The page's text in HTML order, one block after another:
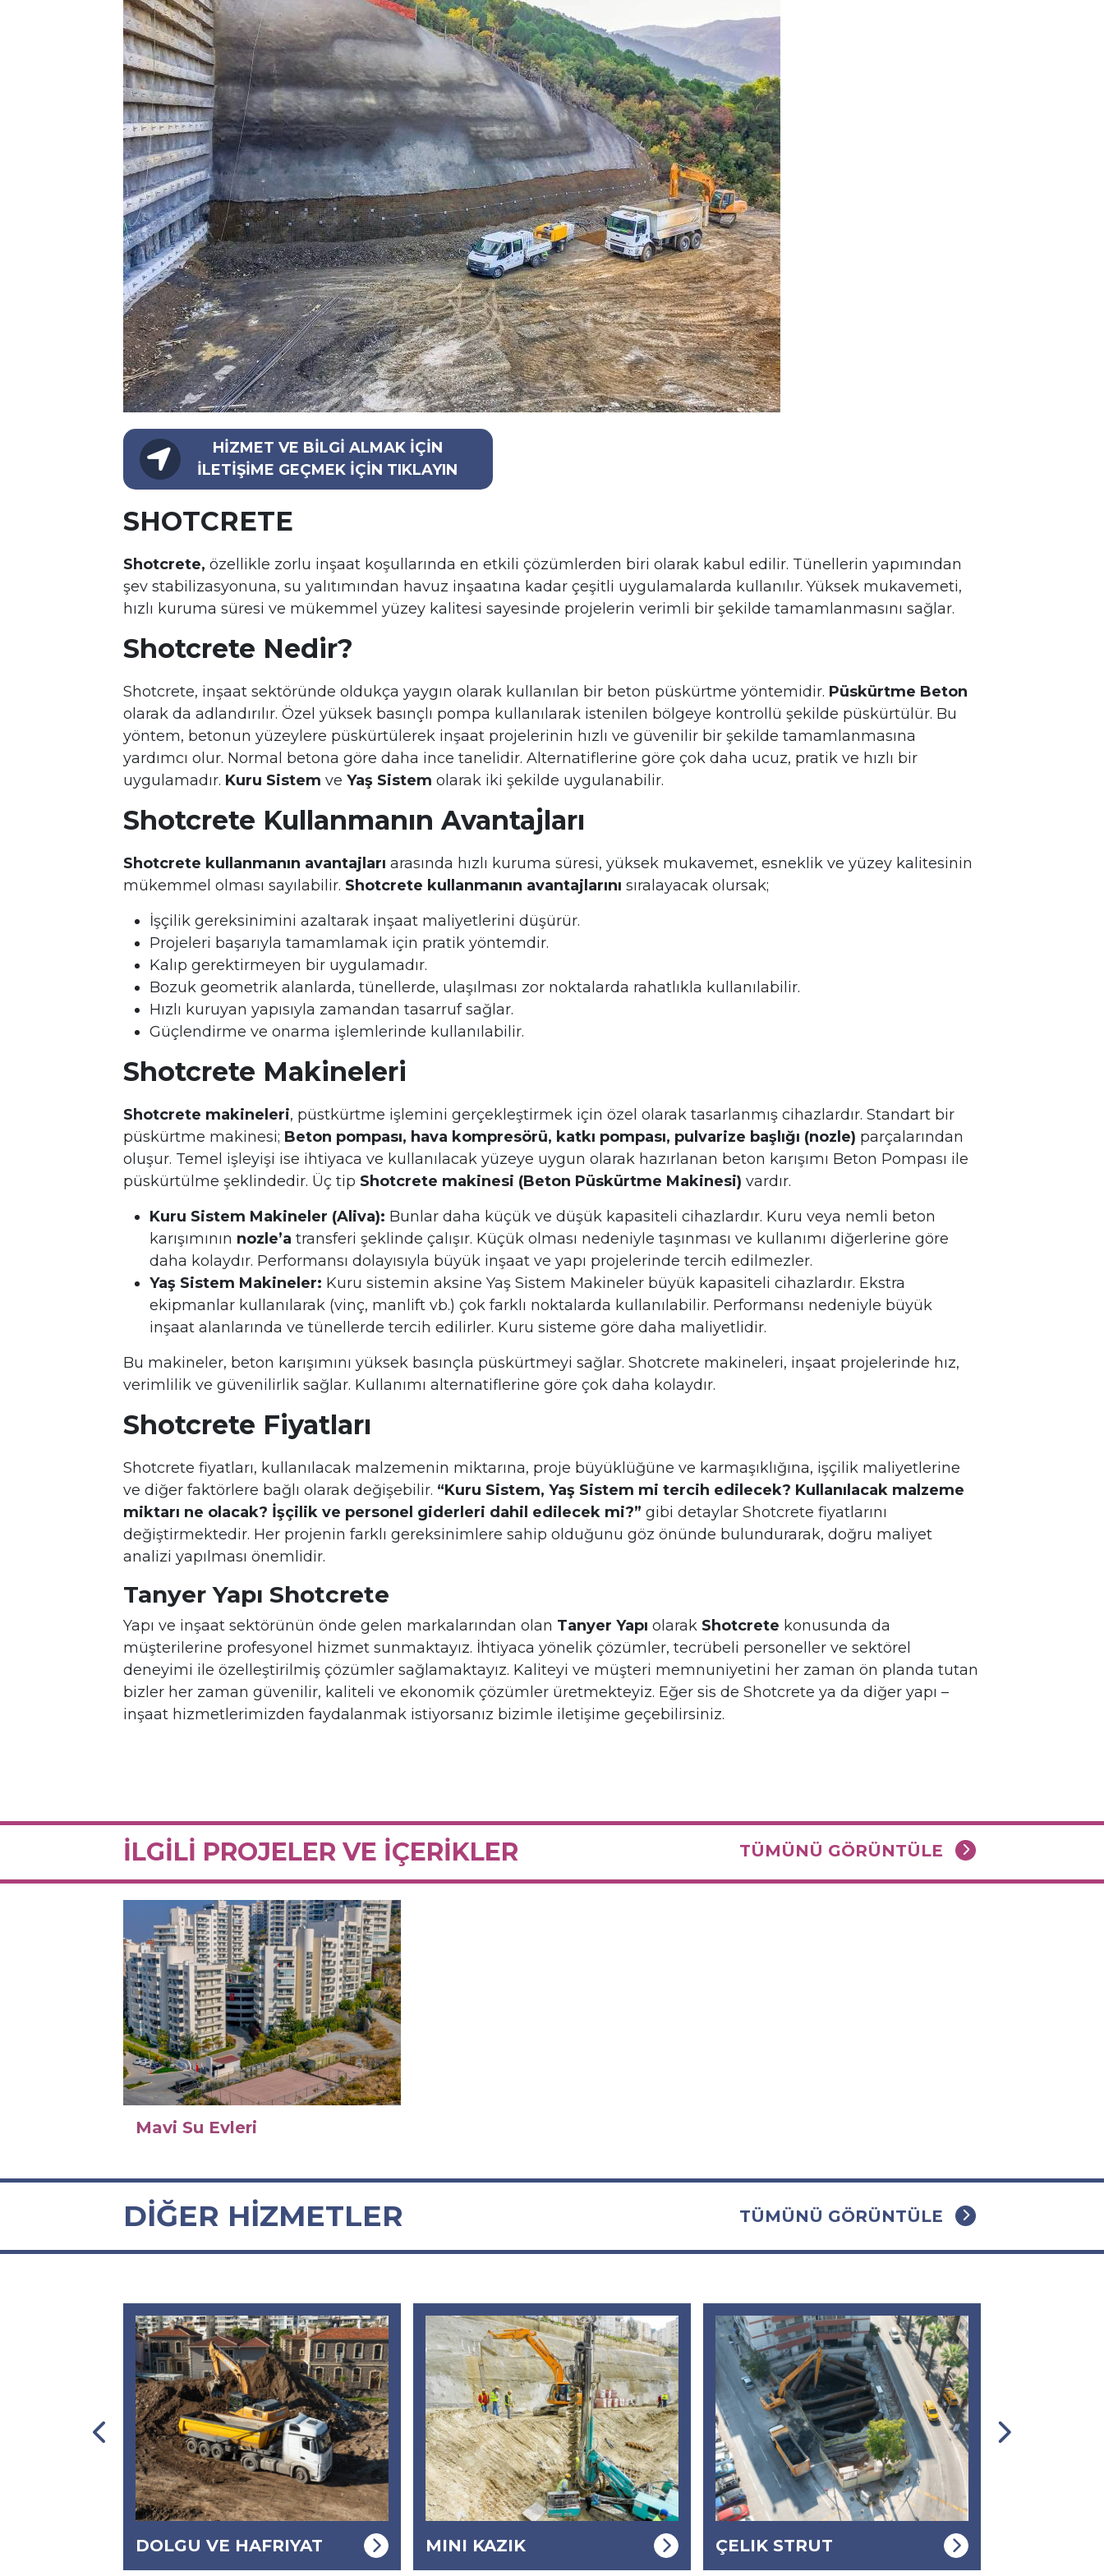
HİZMET VE BİLGİ ALMAK İÇİN
İLETİŞİME GEÇMEK İÇİN TIKLAYIN
SHOTCRETE
Shotcrete, özellikle zorlu inşaat koşullarında en etkili çözümlerden biri olarak kabul edilir. Tünellerin yapımından
şev stabilizasyonuna, su yalıtımından havuz inşaatına kadar çeşitli uygulamalarda kullanılır. Yüksek mukavemeti,
hızlı kuruma süresi ve mükemmel yüzey kalitesi sayesinde projelerin verimli bir şekilde tamamlanmasını sağlar.
Shotcrete Nedir?
Shotcrete, inşaat sektöründe oldukça yaygın olarak kullanılan bir beton püskürtme yöntemidir. Püskürtme Beton
olarak da adlandırılır. Özel yüksek basınçlı pompa kullanılarak istenilen bölgeye kontrollü şekilde püskürtülür. Bu
yöntem, betonun yüzeylere püskürtülerek inşaat projelerinin hızlı ve güvenilir bir şekilde tamamlanmasına
yardımcı olur. Normal betona göre daha ince tanelidir. Alternatiflerine göre çok daha ucuz, pratik ve hızlı bir
uygulamadır. Kuru Sistem ve Yaş Sistem olarak iki şekilde uygulanabilir.
Shotcrete Kullanmanın Avantajları
Shotcrete kullanmanın avantajları arasında hızlı kuruma süresi, yüksek mukavemet, esneklik ve yüzey kalitesinin
mükemmel olması sayılabilir. Shotcrete kullanmanın avantajlarını sıralayacak olursak;
İşçilik gereksinimini azaltarak inşaat maliyetlerini düşürür.
Projeleri başarıyla tamamlamak için pratik yöntemdir.
Kalıp gerektirmeyen bir uygulamadır.
Bozuk geometrik alanlarda, tünellerde, ulaşılması zor noktalarda rahatlıkla kullanılabilir.
Hızlı kuruyan yapısıyla zamandan tasarruf sağlar.
Güçlendirme ve onarma işlemlerinde kullanılabilir.
Shotcrete Makineleri
Shotcrete makineleri, püstkürtme işlemini gerçekleştirmek için özel olarak tasarlanmış cihazlardır. Standart bir
püskürtme makinesi; Beton pompası, hava kompresörü, katkı pompası, pulvarize başlığı (nozle) parçalarından
oluşur. Temel işleyişi ise ihtiyaca ve kullanılacak yüzeye uygun olarak hazırlanan beton karışımı Beton Pompası ile
püskürtülme şeklindedir. Üç tip Shotcrete makinesi (Beton Püskürtme Makinesi) vardır.
Kuru Sistem Makineler (Aliva): Bunlar daha küçük ve düşük kapasiteli cihazlardır. Kuru veya nemli beton
karışımının nozle’a transferi şeklinde çalışır. Küçük olması nedeniyle taşınması ve kullanımı diğerlerine göre
daha kolaydır. Performansı dolayısıyla büyük inşaat ve yapı projelerinde tercih edilmezler.
Yaş Sistem Makineler: Kuru sistemin aksine Yaş Sistem Makineler büyük kapasiteli cihazlardır. Ekstra
ekipmanlar kullanılarak (vinç, manlift vb.) çok farklı noktalarda kullanılabilir. Performansı nedeniyle büyük
inşaat alanlarında ve tünellerde tercih edilirler. Kuru sisteme göre daha maliyetlidir.
Bu makineler, beton karışımını yüksek basınçla püskürtmeyi sağlar. Shotcrete makineleri, inşaat projelerinde hız,
verimlilik ve güvenilirlik sağlar. Kullanımı alternatiflerine göre çok daha kolaydır.
Shotcrete Fiyatları
Shotcrete fiyatları, kullanılacak malzemenin miktarına, proje büyüklüğüne ve karmaşıklığına, işçilik maliyetlerine
ve diğer faktörlere bağlı olarak değişebilir. “Kuru Sistem, Yaş Sistem mi tercih edilecek? Kullanılacak malzeme
miktarı ne olacak? İşçilik ve personel giderleri dahil edilecek mi?” gibi detaylar Shotcrete fiyatlarını
değiştirmektedir. Her projenin farklı gereksinimlere sahip olduğunu göz önünde bulundurarak, doğru maliyet
analizi yapılması önemlidir.
Tanyer Yapı Shotcrete
Yapı ve inşaat sektörünün önde gelen markalarından olan Tanyer Yapı olarak Shotcrete konusunda da
müşterilerine profesyonel hizmet sunmaktayız. İhtiyaca yönelik çözümler, tecrübeli personeller ve sektörel
deneyimi ile özelleştirilmiş çözümler sağlamaktayız. Kaliteyi ve müşteri memnuniyetini her zaman ön planda tutan
bizler her zaman güvenilir, kaliteli ve ekonomik çözümler üretmekteyiz. Eğer sis de Shotcrete ya da diğer yapı –
inşaat hizmetlerimizden faydalanmak istiyorsanız bizimle iletişime geçebilirsiniz.
İLGİLİ PROJELER VE İÇERİKLER TÜMÜNÜ GÖRÜNTÜLE
Mavi Su Evleri
DİĞER HİZMETLER TÜMÜNÜ GÖRÜNTÜLE
Temel oluşturma ve zemin iyileştirme
işlemlerinde yaygın olarak kullanılan
MINI KAZIK ÇELIK STRUT SHOTCRETE